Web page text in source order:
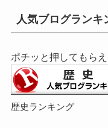
人気ブログランキ
ポチッと押してもら
歴史ランキング